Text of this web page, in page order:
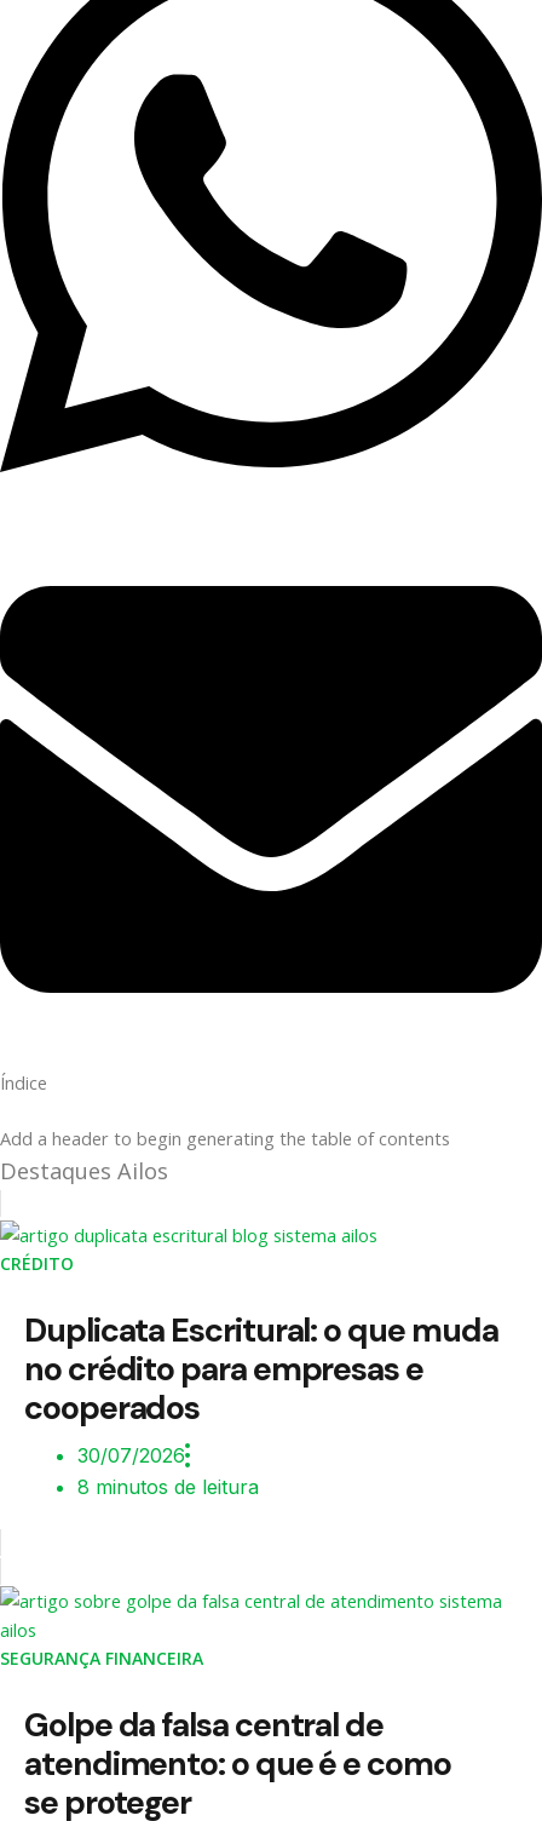
Índice
Add a header to begin generating the table of contents
Destaques Ailos
CRÉDITO
Duplicata Escritural: o que muda
no crédito para empresas e
cooperados
30/07/2026
8 minutos de leitura
SEGURANÇA FINANCEIRA
Golpe da falsa central de
atendimento: o que é e como
se proteger